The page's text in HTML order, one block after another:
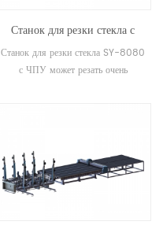
Станок для резки стекла с
ЧПУ
Станок для резки стекла SY-8080
с ЧПУ может резать очень